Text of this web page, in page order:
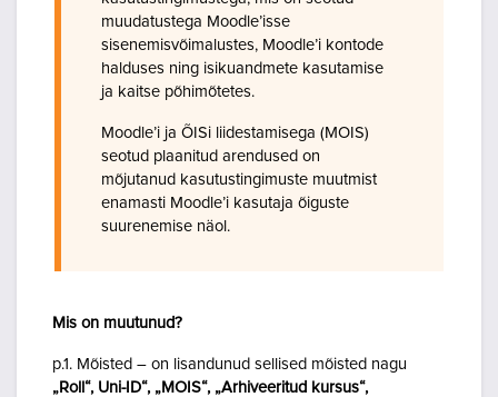
muudatustega Moodle’isse
sisenemisvõimalustes, Moodle’i kontode
halduses ning isikuandmete kasutamise
ja kaitse põhimõtetes.
Moodle’i ja ÕISi liidestamisega (MOIS)
seotud plaanitud arendused on
mõjutanud kasutustingimuste muutmist
enamasti Moodle’i kasutaja õiguste
suurenemise näol.
Mis on muutunud?
p.1. Mõisted – on lisandunud sellised mõisted nagu
„Roll“, Uni-ID“, „MOIS“, „Arhiveeritud kursus“,